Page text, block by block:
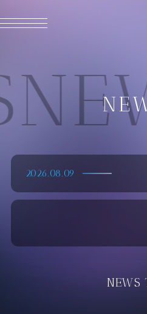
2026.08.09
NEWS